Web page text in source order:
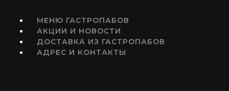
МЕНЮ ГАСТРОПАБОВ
АКЦИИ И НОВОСТИ
ДОСТАВКА ИЗ ГАСТРОПАБОВ
АДРЕС И КОНТАКТЫ